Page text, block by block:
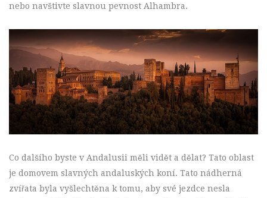
nebo navštivte slavnou pevnost Alhambra.
Co dalšího byste v Andalusii měli vidět a dělat? Tato oblast
je domovem slavných andaluských koní. Tato nádherná
zvířata byla vyšlechtěna k tomu, aby své jezdce nesla